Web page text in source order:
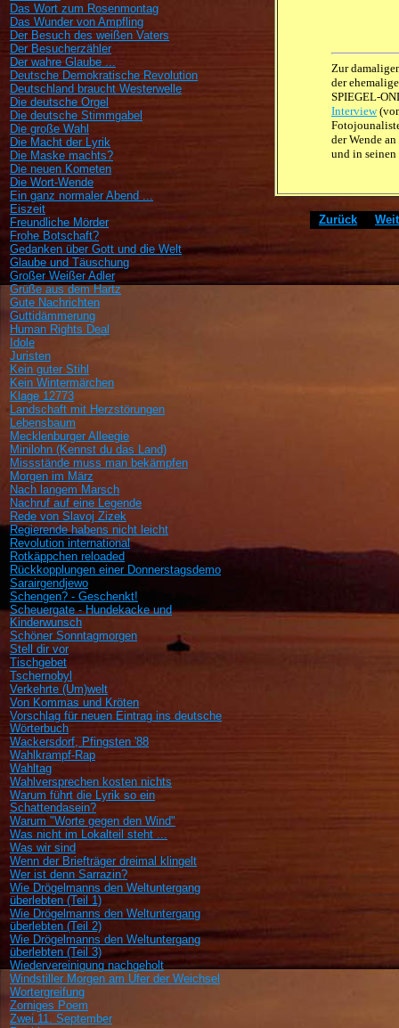
Das Wort zum Rosenmontag
Das Wunder von Ampfling
Der Besuch des weißen Vaters
Der Besucherzähler
Der wahre Glaube ...
Deutsche Demokratische Revolution
Deutschland braucht Westerwelle
Die deutsche Orgel
Die deutsche Stimmgabel
Die große Wahl
Die Macht der Lyrik
Die Maske machts?
Die neuen Kometen
Die Wort-Wende
Ein ganz normaler Abend ...
Eiszeit
Freundliche Mörder
Frohe Botschaft?
Gedanken über Gott und die Welt
Glaube und Täuschung
Großer Weißer Adler
Grüße aus dem Hartz
Gute Nachrichten
Guttidämmerung
Human Rights Deal
Idole
Juristen
Kein guter Stihl
Kein Wintermärchen
Klage 12773
Landschaft mit Herzstörungen
Lebensbaum
Mecklenburger Alleegie
Minilohn (Kennst du das Land)
Missstände muss man bekämpfen
Morgen im März
Nach langem Marsch
Nachruf auf eine Legende
Rede von Slavoj Zizek
Regierende habens nicht leicht
Revolution international
Rotkäppchen reloaded
Rückkopplungen einer Donnerstagsdemo
Sarairgendjewo
Schengen? - Geschenkt!
Scheuergate - Hundekacke und
Kinderwunsch
Schöner Sonntagmorgen
Stell dir vor
Tischgebet
Tschernobyl
Verkehrte (Um)welt
Von Kommas und Kröten
Vorschlag für neuen Eintrag ins deutsche
Wörterbuch
Wackersdorf, Pfingsten '88
Wahlkrampf-Rap
Wahltag
Wahlversprechen kosten nichts
Warum führt die Lyrik so ein
Schattendasein?
Warum "Worte gegen den Wind"
Was nicht im Lokalteil steht ...
Was wir sind
Wenn der Briefträger dreimal klingelt
Wer ist denn Sarrazin?
Wie Drögelmanns den Weltuntergang
überlebten (Teil 1)
Wie Drögelmanns den Weltuntergang
überlebten (Teil 2)
Wie Drögelmanns den Weltuntergang
überlebten (Teil 3)
Wiedervereinigung nachgeholt
Windstiller Morgen am Ufer der Weichsel
Wortergreifung
Zorniges Poem
Zwei 11. September
Zur
der
SPIEGEL-
Interview
der Wende
und in
Zurück